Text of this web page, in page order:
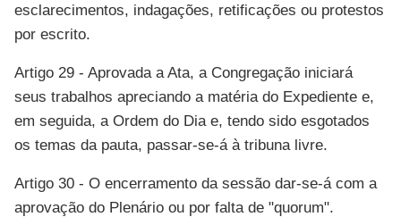
esclarecimentos, indagações, retificações ou protestos
por escrito.
Artigo 29 - Aprovada a Ata, a Congregação iniciará
seus trabalhos apreciando a matéria do Expediente e,
em seguida, a Ordem do Dia e, tendo sido esgotados
os temas da pauta, passar-se-á à tribuna livre.
Artigo 30 - O encerramento da sessão dar-se-á com a
aprovação do Plenário ou por falta de "quorum".